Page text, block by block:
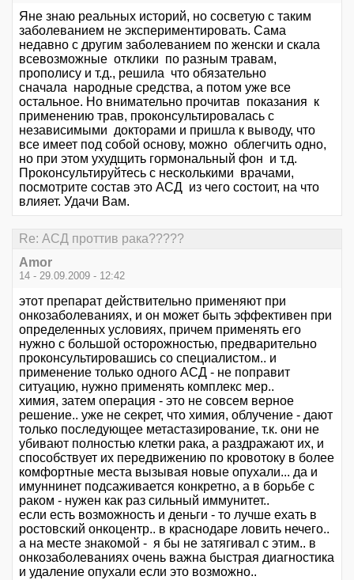
Яне знаю реальных историй, но сосветую с таким
заболеванием не экспериментировать. Сама
недавно с другим заболеванием по женски и скала
всевозможные отклики по разным травам,
прополису и т.д., решила что обязательно
сначала народные средства, а потом уже все
остальное. Но внимательно прочитав показания к
применению трав, проконсультировалась с
независимыми докторами и пришла к выводу, что
все имеет под собой основу, можно облегчить одно,
но при этом ухудщить гормональный фон и т.д.
Проконсультируйтесь с несколькими врачами,
посмотрите состав это АСД из чего состоит, на что
влияет. Удачи Вам.
Re: АСД проттив рака?????
Amor
14 - 29.09.2009 - 12:42
этот препарат действительно применяют при
онкозаболеваниях, и он может быть эффективен при
определенных условиях, причем применять его
нужно с большой осторожностью, предварительно
проконсультировашись со специалистом.. и
применение только одного АСД - не поправит
ситуацию, нужно применять комплекс мер..
химия, затем операция - это не совсем верное
решение.. уже не секрет, что химия, облучение - дают
только последующее метастазирование, т.к. они не
убивают полностью клетки рака, а раздражают их, и
способствует их передвижению по кровотоку в более
комфортные места вызывая новые опухали... да и
имуннинет подсаживается конкретно, а в борьбе с
раком - нужен как раз сильный иммунитет..
если есть возможность и деньги - то лучше ехать в
ростовский онкоцентр.. в краснодаре ловить нечего..
а на месте знакомой - я бы не затягивал с этим.. в
онкозаболеваниях очень важна быстрая диагностика
и удаление опухали если это возможно..